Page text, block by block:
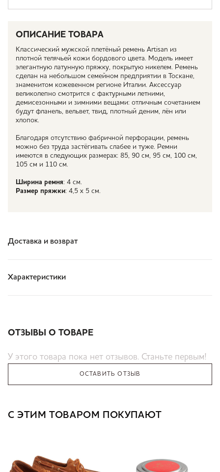
ОПИСАНИЕ ТОВАРА
Классический мужской плетёный ремень Artisan из
плотной телячьей кожи бордового цвета. Модель имеет
элегантную латунную пряжку, покрытую никелем. Ремень
сделан на небольшом семейном предприятии в Тоскане,
знаменитом кожевенном регионе Италии. Аксессуар
великолепно смотрится с фактурными летними,
демисезонными и зимними вещами: отличным сочетанием
будут фланель, вельвет, твид, плотный деним, лён или
хлопок.
Благодаря отсутствию фабричной перфорации, ремень
можно без труда застёгивать слабее и туже. Ремни
имеются в следующих размерах: 85, 90 см, 95 см, 100 см,
105 см и 110 см.
Ширина ремня: 4 см.
Размер пряжки: 4,5 х 5 см.
Доставка и возврат
Характеристики
ОТЗЫВЫ О ТОВАРЕ
У этого товара пока нет отзывов. Станьте первым!
ОСТАВИТЬ ОТЗЫВ
С ЭТИМ ТОВАРОМ ПОКУПАЮТ